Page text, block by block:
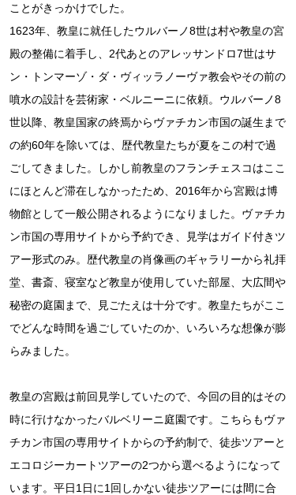
ことがきっかけでした。
1623年、教皇に就任したウルバーノ8世は村や教皇の宮
殿の整備に着手し、2代あとのアレッサンドロ7世はサ
ン・トンマーゾ・ダ・ヴィッラノーヴァ教会やその前の
噴水の設計を芸術家・ベルニーニに依頼。ウルバーノ8
世以降、教皇国家の終焉からヴァチカン市国の誕生まで
の約60年を除いては、歴代教皇たちが夏をこの村で過
ごしてきました。しかし前教皇のフランチェスコはここ
にほとんど滞在しなかったため、2016年から宮殿は博
物館として一般公開されるようになりました。ヴァチカ
ン市国の専用サイトから予約でき、見学はガイド付きツ
アー形式のみ。歴代教皇の肖像画のギャラリーから礼拝
堂、書斎、寝室など教皇が使用していた部屋、大広間や
秘密の庭園まで、見ごたえは十分です。教皇たちがここ
でどんな時間を過ごしていたのか、いろいろな想像が膨
らみました。
教皇の宮殿は前回見学していたので、今回の目的はその
時に行けなかったバルベリーニ庭園です。こちらもヴァ
チカン市国の専用サイトからの予約制で、徒歩ツアーと
エコロジーカートツアーの2つから選べるようになって
います。平日1日に1回しかない徒歩ツアーには間に合